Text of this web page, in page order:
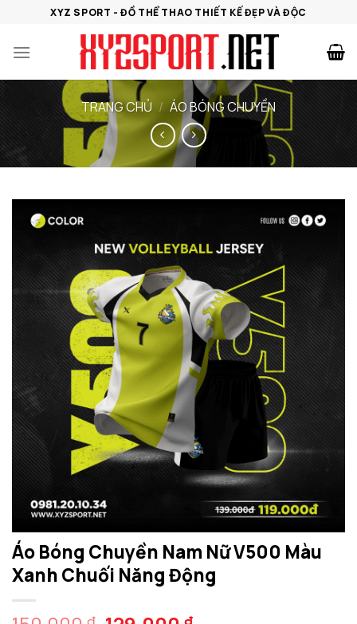
nội
XYZ SPORT - ĐỒ THỂ THAO THIẾT KẾ ĐẸP VÀ ĐỘC
TRANG CHỦ / ÁO BÓNG CHUYỀN
Áo Bóng Chuyền Nam Nữ V500 Màu
Xanh Chuối Năng Động